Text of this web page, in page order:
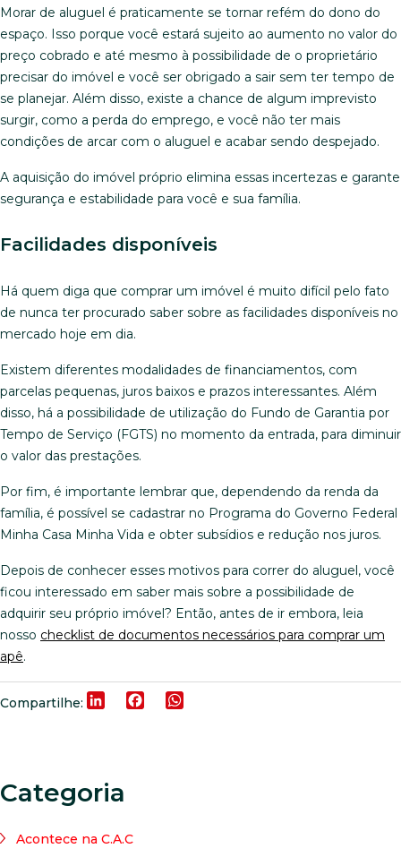
Morar de aluguel é praticamente se tornar refém do dono do
espaço. Isso porque você estará sujeito ao aumento no valor do
preço cobrado e até mesmo à possibilidade de o proprietário
precisar do imóvel e você ser obrigado a sair sem ter tempo de
se planejar. Além disso, existe a chance de algum imprevisto
surgir, como a perda do emprego, e você não ter mais
condições de arcar com o aluguel e acabar sendo despejado.
A aquisição do imóvel próprio elimina essas incertezas e garante
segurança e estabilidade para você e sua família.
Facilidades disponíveis
Há quem diga que comprar um imóvel é muito difícil pelo fato
de nunca ter procurado saber sobre as facilidades disponíveis no
mercado hoje em dia.
Existem diferentes modalidades de financiamentos, com
parcelas pequenas, juros baixos e prazos interessantes. Além
disso, há a possibilidade de utilização do Fundo de Garantia por
Tempo de Serviço (FGTS) no momento da entrada, para diminuir
o valor das prestações.
Por fim, é importante lembrar que, dependendo da renda da
família, é possível se cadastrar no Programa do Governo Federal
Minha Casa Minha Vida e obter subsídios e redução nos juros.
Depois de conhecer esses motivos para correr do aluguel, você
ficou interessado em saber mais sobre a possibilidade de
adquirir seu próprio imóvel? Então, antes de ir embora, leia
nosso checklist de documentos necessários para comprar um
apê.
Compartilhe: LinkedInFacebook
Categoria
Acontece na C.A.C